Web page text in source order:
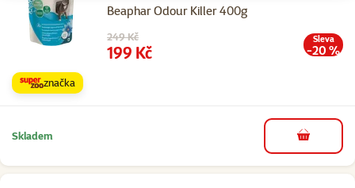
Beaphar Odour Killer 400g
Původní cena
249 Kč
Cena
199 Kč
Sleva
-20 %
značka
Skladem do košíku